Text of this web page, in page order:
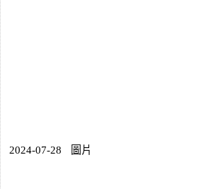
2024-07-28 圖片